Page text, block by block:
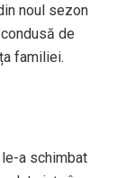
noul sezon
de
familiei.
a schimbat